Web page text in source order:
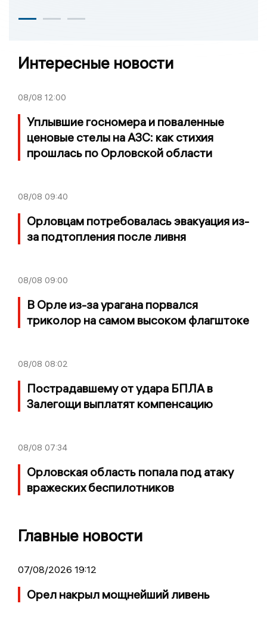
Интересные новости
08/08 12:00
Уплывшие госномера и поваленные
ценовые стелы на АЗС: как стихия
прошлась по Орловской области
08/08 09:40
Орловцам потребовалась эвакуация из-
за подтопления после ливня
08/08 09:00
В Орле из-за урагана порвался
триколор на самом высоком флагштоке
08/08 08:02
Пострадавшему от удара БПЛА в
Залегощи выплатят компенсацию
08/08 07:34
Орловская область попала под атаку
вражеских беспилотников
Главные новости
07/08/2026 19:12
Орел накрыл мощнейший ливень